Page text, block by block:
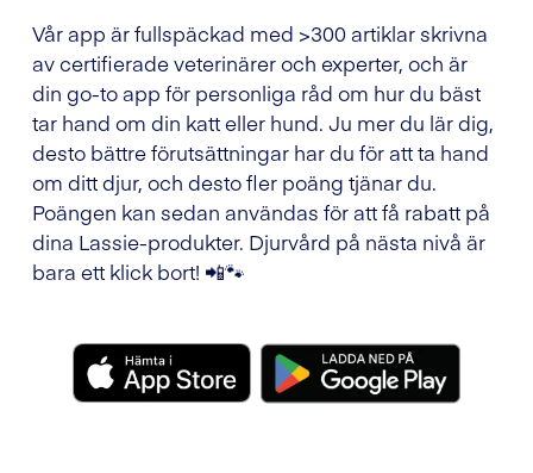
Vår app är fullspäckad med >300 artiklar skrivna
av certifierade veterinärer och experter, och är
din go-to app för personliga råd om hur du bäst
tar hand om din katt eller hund. Ju mer du lär dig,
desto bättre förutsättningar har du för att ta hand
om ditt djur, och desto fler poäng tjänar du.
Poängen kan sedan användas för att få rabatt på
dina Lassie-produkter. Djurvård på nästa nivå är
bara ett klick bort! 📲🐾